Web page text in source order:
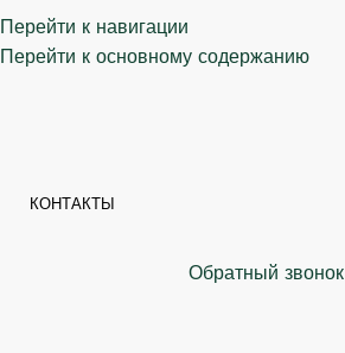
Перейти к навигации
Перейти к основному содержанию
КОНТАКТЫ
Обратный звонок